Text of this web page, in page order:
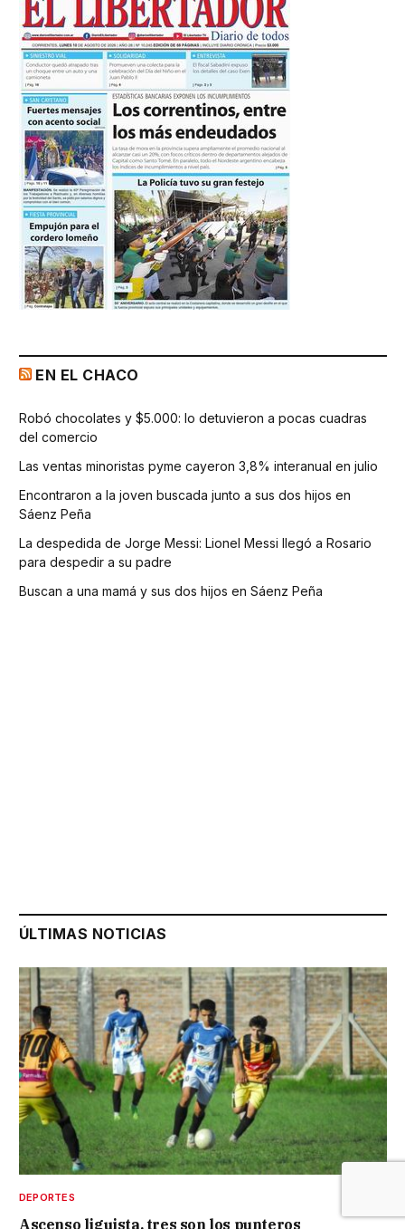
EN EL CHACO
Robó chocolates y $5.000: lo detuvieron a pocas cuadras
del comercio
Las ventas minoristas pyme cayeron 3,8% interanual en julio
Encontraron a la joven buscada junto a sus dos hijos en
Sáenz Peña
La despedida de Jorge Messi: Lionel Messi llegó a Rosario
para despedir a su padre
Buscan a una mamá y sus dos hijos en Sáenz Peña
ÚLTIMAS NOTICIAS
DEPORTES
Ascenso liguista, tres son los punteros